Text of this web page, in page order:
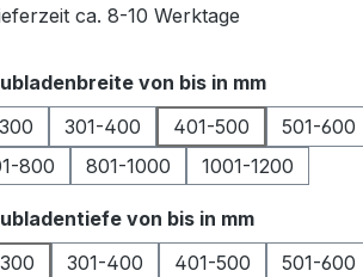
ca. 8-10 Werktage
von bis in mmauswählen
301-400 401-500 501-600
800
801-1000 1001-1200
von bis in mmauswählen
301-400 401-500 501-600